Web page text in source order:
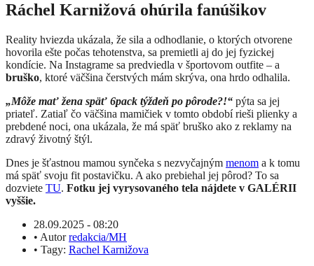
Ráchel Karnižová ohúrila fanúšikov
Reality hviezda ukázala, že sila a odhodlanie, o ktorých otvorene
hovorila ešte počas tehotenstva, sa premietli aj do jej fyzickej
kondície. Na Instagrame sa predviedla v športovom outfite – a
bruško, ktoré väčšina čerstvých mám skrýva, ona hrdo odhalila.
„Môže mať žena späť 6pack týždeň po pôrode?!“ pýta sa jej
priateľ. Zatiaľ čo väčšina mamičiek v tomto období rieši plienky a
prebdené noci, ona ukázala, že má späť bruško ako z reklamy na
zdravý životný štýl.
Dnes je šťastnou mamou synčeka s nezvyčajným menom a k tomu
má späť svoju fit postavičku. A ako prebiehal jej pôrod? To sa
dozviete TU. Fotku jej vyrysovaného tela nájdete v GALÉRII
vyššie.
28.09.2025 - 08:20
• Autorredakcia/MH
• Tagy: Rachel Karnižova